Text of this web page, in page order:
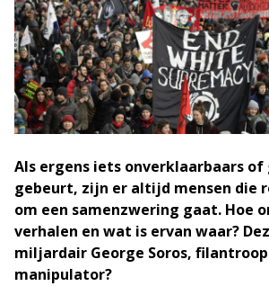
Als ergens iets onverklaarbaars
gebeurt, zijn er altijd mensen die
om een samenzwering gaat. Hoe
verhalen en wat is ervan waar?
miljardair George Soros,
manipulator?